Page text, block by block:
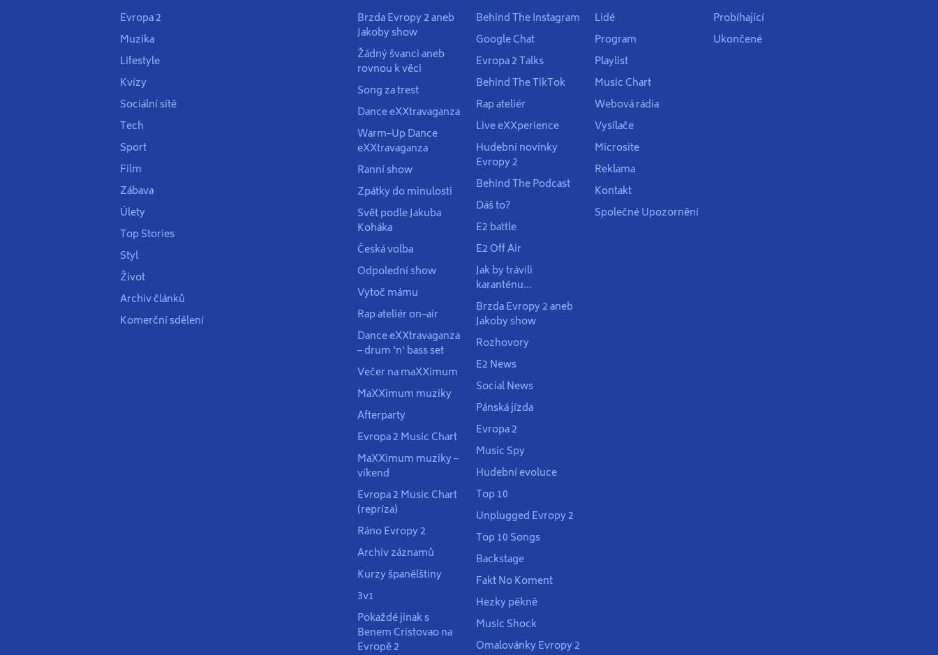
Evropa 2
Muzika
Lifestyle
Kvízy
Sociální sítě
Tech
Sport
Film
Zábava
Úlety
Top Stories
Styl
Život
Archiv článků
Komerční sdělení
Brzda Evropy 2 aneb
Jakoby show
Žádný švanci aneb
rovnou k věci
Song za trest
Dance eXXtravaganza
Warm–Up Dance
eXXtravaganza
Ranní show
Zpátky do minulosti
Svět podle Jakuba
Koháka
Česká volba
Odpolední show
Vytoč mámu
Rap ateliér on–air
Dance eXXtravaganza
– drum ‘n‘ bass set
Večer na maXXimum
MaXXimum muziky
Afterparty
Evropa 2 Music Chart
MaXXimum muziky –
víkend
Evropa 2 Music Chart
(repríza)
Ráno Evropy 2
Archiv záznamů
Kurzy španělštiny
3v1
Pokaždé jinak s
Benem Cristovao na
Evropě 2
Behind The Instagram
Google Chat
Evropa 2 Talks
Behind The TikTok
Rap ateliér
Live eXXperience
Hudební novinky
Evropy 2
Behind The Podcast
Dáš to?
E2 battle
E2 Off Air
Jak by trávili
karanténu...
Brzda Evropy 2 aneb
Jakoby show
Rozhovory
E2 News
Social News
Pánská jízda
Evropa 2
Music Spy
Hudební evoluce
Top 10
Unplugged Evropy 2
Top 10 Songs
Backstage
Fakt No Koment
Hezky pěkně
Music Shock
Omalovánky Evropy 2
Lidé
Program
Playlist
Music Chart
Webová rádia
Vysílače
Microsite
Reklama
Kontakt
Společné Upozornění
Probíhající
Ukončené